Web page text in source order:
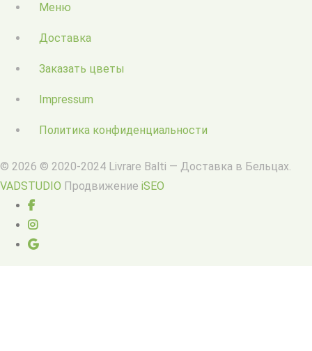
Меню
Доставка
Заказать цветы
Impressum
Политика конфиденциальности
© 2026 © 2020-2024 Livrare Balti — Доставка в Бельцах.
VADSTUDIO Продвижение iSEO